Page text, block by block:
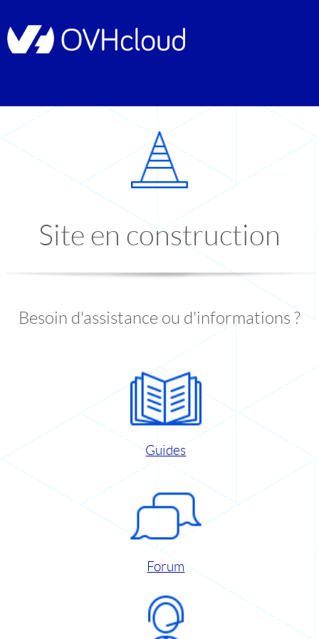
Site en construction
Besoin d'assistance ou d'informations ?
Guides
Forum